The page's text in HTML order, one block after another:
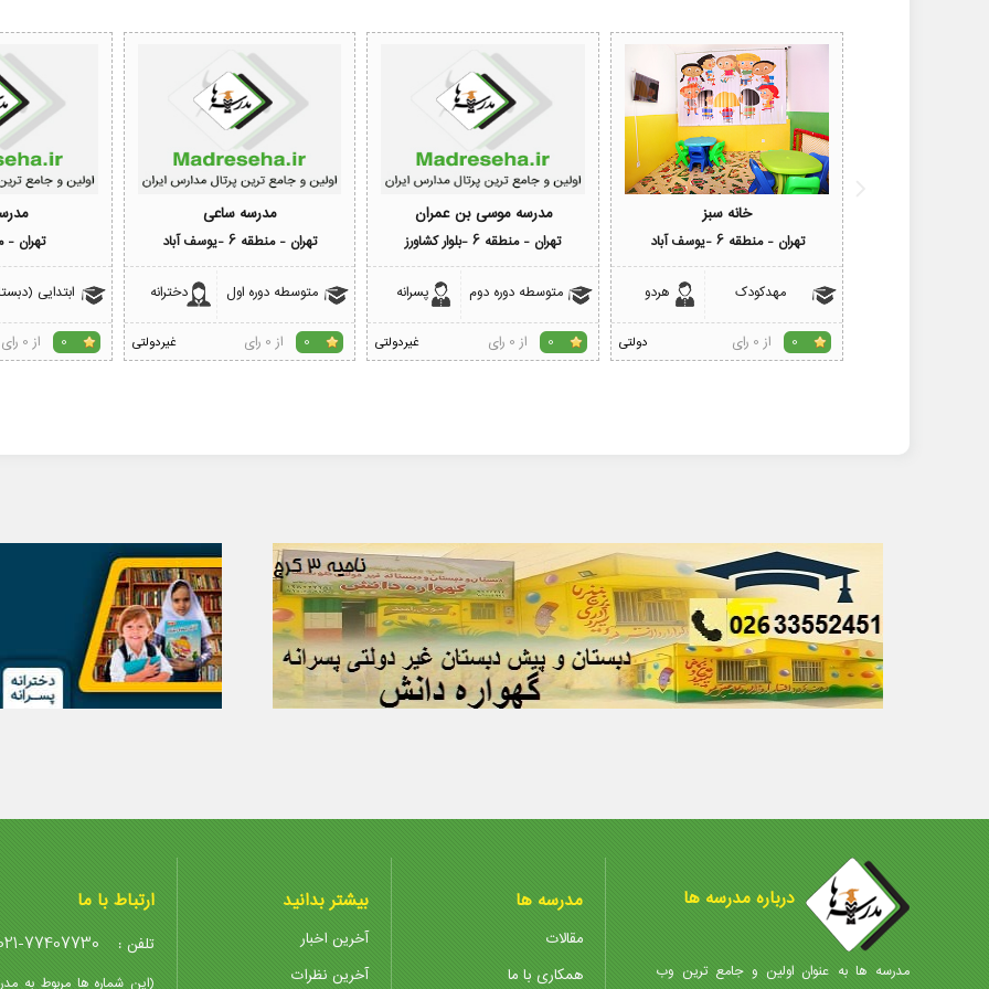
خانه سبز
تهران - منطقه 6 -یوسف آباد
مهدکودک هردو
دولتی 0 از 0 رای
مدرسه موسی بن عمران
تهران - منطقه 6 -بلوار کشاورز
متوسطه دوره دوم پسرانه
غیردولتی 0 از 0 رای
مدرسه ساعی
تهران - منطقه 6 -یوسف آباد
متوسطه دوره اول دخترانه
غیردولتی 0 از 0 رای
تهران -
ابتدایی
0 از 0 رای
درباره مدرسه ها
مدرسه ها به عنوان اولین و جامع ترین وب
مدرسه ها
مقالات
همکاری با ما
بیشتر بدانید
آخرین اخبار
آخرین نظرات
ارتباط با ما
تلفن : 77407730
(این شماره ها مربوط به